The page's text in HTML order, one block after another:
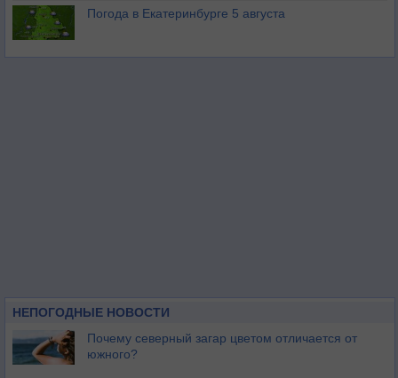
Погода в Екатеринбурге 5 августа
НЕПОГОДНЫЕ НОВОСТИ
Почему северный загар цветом отличается от
южного?